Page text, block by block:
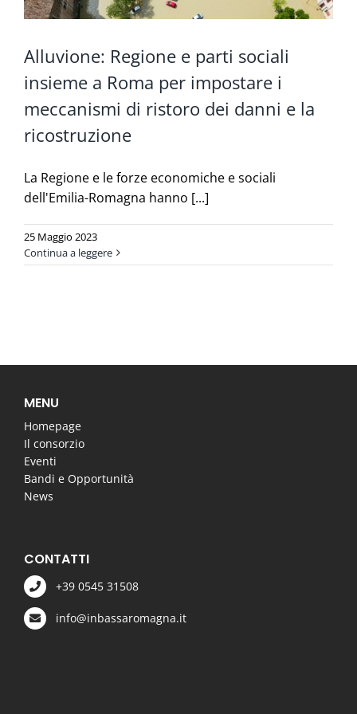
Alluvione: Regione e parti sociali
insieme a Roma per impostare i
meccanismi di ristoro dei danni e la
ricostruzione
La Regione e le forze economiche e sociali
dell'Emilia-Romagna hanno [...]
25 Maggio 2023
Continua a leggere
MENU
Homepage
Il consorzio
Eventi
Bandi e Opportunità
News
CONTATTI
+39 0545 31508
info@inbassaromagna.it